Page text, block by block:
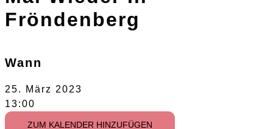
Fröndenberg
Wann
25. März 2023
13:00
ZUM KALENDER HINZUFÜGEN